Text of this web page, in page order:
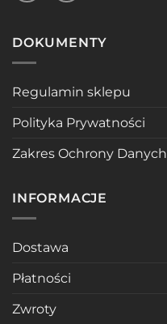
DOKUMENTY
Regulamin sklepu
Polityka Prywatności
Zakres Ochrony Danych
INFORMACJE
Dostawa
Płatności
Zwroty